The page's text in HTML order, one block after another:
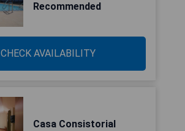
Recommended
CHECK AVAILABILITY
Casa Consistorial